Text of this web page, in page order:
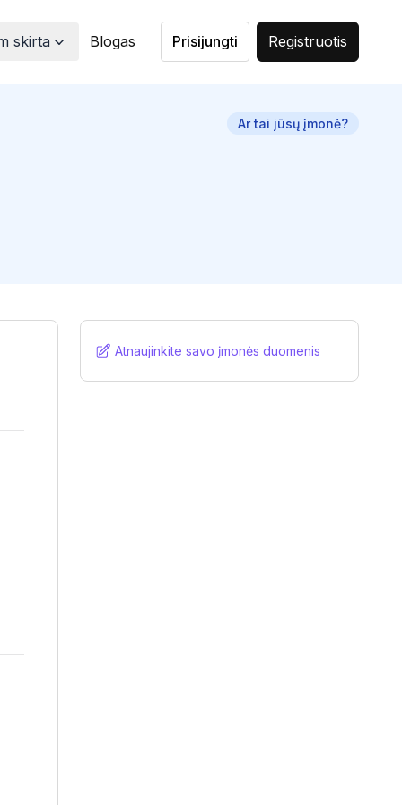
skirta Blogas Prisijungti Registruotis
Ar tai jūsų įmonė?
Atnaujinkite savo įmonės duomenis